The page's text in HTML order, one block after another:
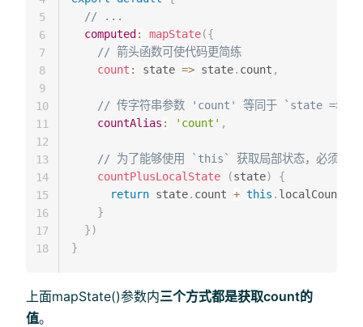
// ...
computed: mapState({
// 箭头函数可使代码更简练
count : state => state. count ,
// 传字符串参数 'count' 等同于 `state =>
countAlias : 'count' ,
// 为了能够使用 `this` 获取局部状态，必须使用
countPlusLocalState
(state)
{
return state. count + this . localCount
}
})
}
5
6
7
8
9
10
11
12
13
14
15
16
17
18
上面mapState()参数内三个方式都是获取count的
值。